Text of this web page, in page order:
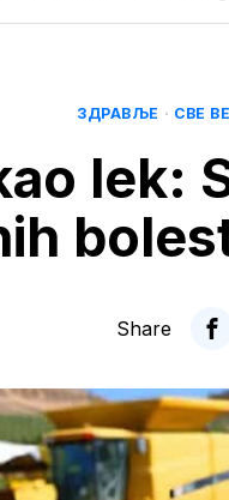
ЗДРАВЉЕ · СВЕ
lek:
Share